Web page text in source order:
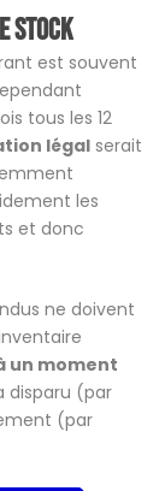
stock
est souvent
tous les 12
légal serait
les
et donc
ne doivent
un moment
disparu (par
(par